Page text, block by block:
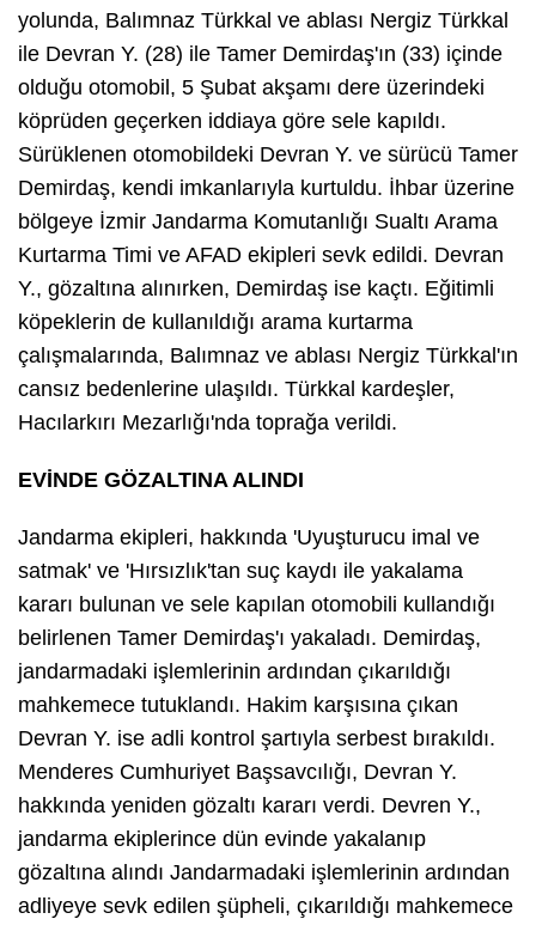
yolunda, Balımnaz Türkkal ve ablası Nergiz Türkkal
ile Devran Y. (28) ile Tamer Demirdaş'ın (33) içinde
olduğu otomobil, 5 Şubat akşamı dere üzerindeki
köprüden geçerken iddiaya göre sele kapıldı.
Sürüklenen otomobildeki Devran Y. ve sürücü Tamer
Demirdaş, kendi imkanlarıyla kurtuldu. İhbar üzerine
bölgeye İzmir Jandarma Komutanlığı Sualtı Arama
Kurtarma Timi ve AFAD ekipleri sevk edildi. Devran
Y., gözaltına alınırken, Demirdaş ise kaçtı. Eğitimli
köpeklerin de kullanıldığı arama kurtarma
çalışmalarında, Balımnaz ve ablası Nergiz Türkkal'ın
cansız bedenlerine ulaşıldı. Türkkal kardeşler,
Hacılarkırı Mezarlığı'nda toprağa verildi.
EVİNDE GÖZALTINA ALINDI
Jandarma ekipleri, hakkında 'Uyuşturucu imal ve
satmak' ve 'Hırsızlık'tan suç kaydı ile yakalama
kararı bulunan ve sele kapılan otomobili kullandığı
belirlenen Tamer Demirdaş'ı yakaladı. Demirdaş,
jandarmadaki işlemlerinin ardından çıkarıldığı
mahkemece tutuklandı. Hakim karşısına çıkan
Devran Y. ise adli kontrol şartıyla serbest bırakıldı.
Menderes Cumhuriyet Başsavcılığı, Devran Y.
hakkında yeniden gözaltı kararı verdi. Devren Y.,
jandarma ekiplerince dün evinde yakalanıp
gözaltına alındı Jandarmadaki işlemlerinin ardından
adliyeye sevk edilen şüpheli, çıkarıldığı mahkemece